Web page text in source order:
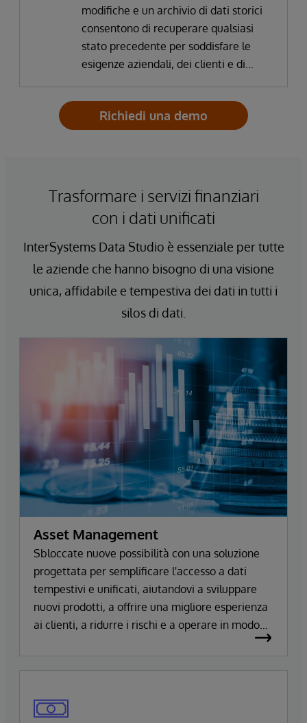
modifiche e un archivio di dati storici
consentono di recuperare qualsiasi
stato precedente per soddisfare le
esigenze aziendali, dei clienti e di
L'autenticazione, la crittografia,
l'autorizzazione e la verificabilità
Richiedi una demo
Trasformare i servizi finanziari
con i dati unificati
InterSystems Data Studio è essenziale per tutte
le aziende che hanno bisogno di una visione
unica, affidabile e tempestiva dei dati in tutti i
silos di dati.
Asset Management
Sbloccate nuove possibilità con una soluzione
progettata per semplificare l'accesso a dati
tempestivi e unificati, aiutandovi a sviluppare
nuovi prodotti, a offrire una migliore esperienza
ai clienti, a ridurre i rischi e a operare in modo